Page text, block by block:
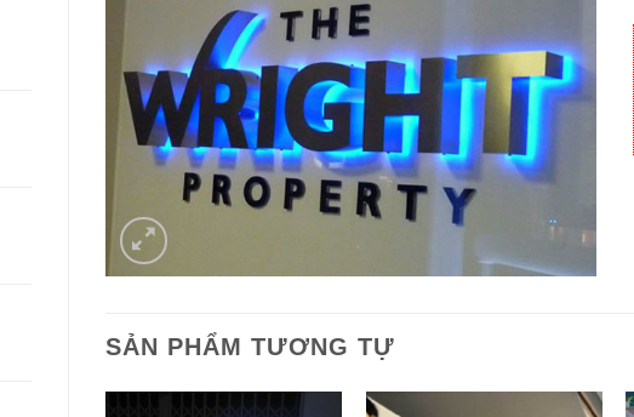
SẢN PHẨM TƯƠNG TỰ